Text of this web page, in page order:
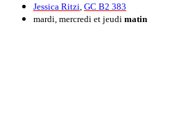
Jessica Ritzi GC B2 383
mardi, mercredi et jeudi matin